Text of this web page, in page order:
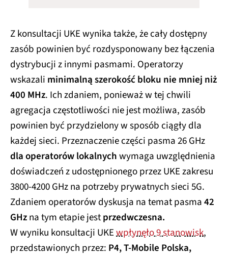
Z konsultacji UKE wynika także, że cały dostępny
zasób powinien być rozdysponowany bez łączenia
dystrybucji z innymi pasmami. Operatorzy
wskazali minimalną szerokość bloku nie mniej niż
400 MHz. Ich zdaniem, ponieważ w tej chwili
agregacja częstotliwości nie jest możliwa, zasób
powinien być przydzielony w sposób ciągły dla
każdej sieci. Przeznaczenie części pasma 26 GHz
dla operatorów lokalnychwymaga uwzględnienia
doświadczeń z udostępnionego przez UKE zakresu
3800-4200 GHz na potrzeby prywatnych sieci 5G.
Zdaniem operatorów dyskusja na temat pasma42
GHzna tym etapie jestprzedwczesna.
W wyniku konsultacji UKEwpłynęło 9 stanowisk,
przedstawionych przez: P4, T-Mobile Polska,